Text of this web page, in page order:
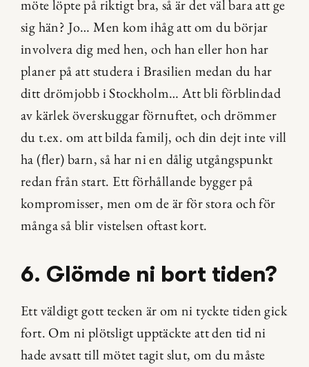
möte löpte på riktigt bra, så är det väl bara att ge
sig hän? Jo… Men kom ihåg att om du börjar
involvera dig med hen, och han eller hon har
planer på att studera i Brasilien medan du har
ditt drömjobb i Stockholm… Att bli förblindad
av kärlek överskuggar förnuftet, och drömmer
du t.ex. om att bilda familj, och din dejt inte vill
ha (fler) barn, så har ni en dålig utgångspunkt
redan från start. Ett förhållande bygger på
kompromisser, men om de är för stora och för
många så blir vistelsen oftast kort.
6. Glömde ni bort tiden?
Ett väldigt gott tecken är om ni tyckte tiden gick
fort. Om ni plötsligt upptäckte att den tid ni
hade avsatt till mötet tagit slut, om du måste